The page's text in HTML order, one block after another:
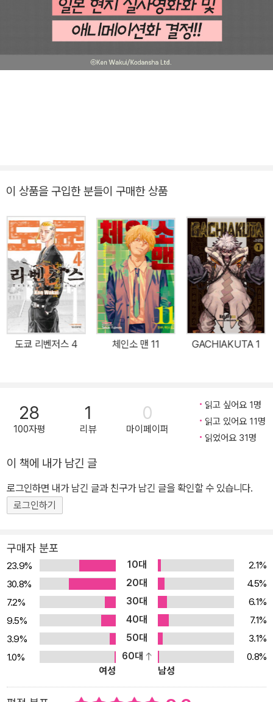
이 상품을 구입한 분들이 구매한 상품
도쿄 리벤저스 4 체인소 맨 11 GACHIAKUTA 1
28
100자평
1
리뷰
0
마이페이퍼
읽고 싶어요 1명
읽고 있어요 11명
읽었어요 31명
이 책에 내가 남긴 글
로그인하면 내가 남긴 글과 친구가 남긴 글을 확인할 수 있습니다.
로그인하기
구매자 분포
23.9% 10대
2.1%
30.8%
20대
4.5%
7.2%
30대
6.1%
9.5%
40대
7.1%
3.9%
50대
3.1%
1.0%
60대
0.8%
여성
남성